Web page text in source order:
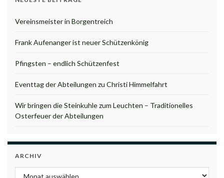
Vereinsmeister in Borgentreich
Frank Aufenanger ist neuer Schützenkönig
Pfingsten – endlich Schützenfest
Eventtag der Abteilungen zu Christi Himmelfahrt
Wir bringen die Steinkuhle zum Leuchten – Traditionelles
Osterfeuer der Abteilungen
ARCHIV
Archiv